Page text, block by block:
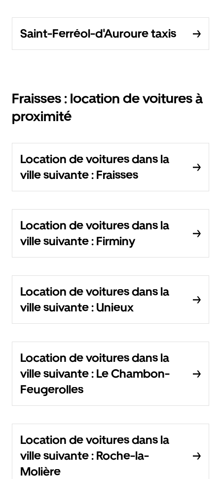
Saint-Ferréol-d'Auroure taxis
Fraisses : location de voitures à
proximité
Location de voitures dans la
ville suivante : Fraisses
Location de voitures dans la
ville suivante : Firminy
Location de voitures dans la
ville suivante : Unieux
Location de voitures dans la
ville suivante : Le Chambon-
Feugerolles
Location de voitures dans la
ville suivante : Roche-la-
Molière